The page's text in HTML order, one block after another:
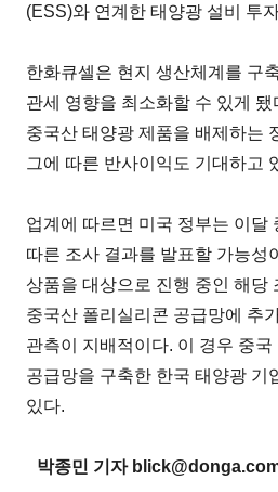
(ESS)와 연계한 태양광 설비 투
한화큐셀은 현지 생산체계를 구
관세 영향을 최소화할 수 있게
중국산 태양광 제품을 배제하는
그에 따른 반사이익도 기대하고
업계에 따르면 미국 정부는 이달
따른 조사 결과를 발표할 가능성
상품을 대상으로 진행 중인 해당
중국산 폴리실리콘 공급망에 추
관측이 지배적이다. 이 경우 중
공급망을 구축한 한국 태양광 기
있다.
박종민 기자